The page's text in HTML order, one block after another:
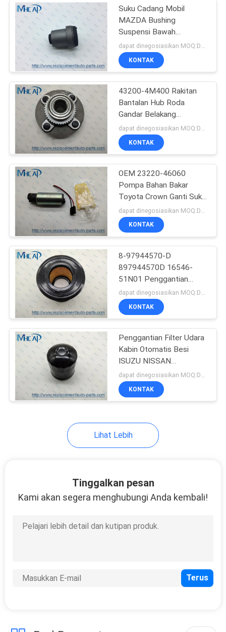
Auto Parts Honda
Bagian Tubuh
Otomatis
13
Filter Udara
Otomatis
80
Filter Mobil
Otomatis
Auto Brake Pads
Suku Cadang Mobil
MAZDA Bushing
Suspensi Bawah
UR5634470 UR56-34-
470B
KONTAK
43200-4M400 Rakitan
Bantalan Hub Roda
Gandar Belakang
Otomatis Untuk NISSAN
KONTAK
OEM 23220-46060
Pompa Bahan Bakar
Toyota Crown Ganti Suku
Cadang Mobil
KONTAK
8-97944570-D
897944570D 16546-
51N01 Penggantian
Filter Udara Otomatis
ISUZU NISSAN
dapat dinegosiasikan MOQ:Dapat dinegosiasikan
KONTAK
Penggantian Filter Udara
Kabin Otomatis Besi
ISUZU NISSAN
897916993D 8-
97916993-D 16403-
T6500 16403-89TA1
dapat dinegosiasikan MOQ:Dapat dinegosiasikan
KONTAK
Lihat Lebih
Tinggalkan pesan
Kami akan segera menghubungi Anda kembali!